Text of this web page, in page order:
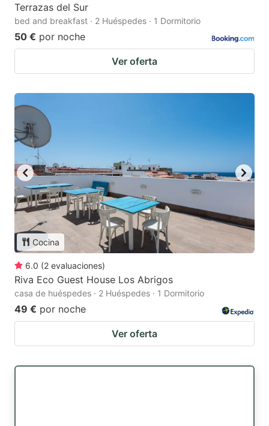
Terrazas del Sur
bed and breakfast · 2 Huéspedes · 1 Dormitorio
50 € por noche
Ver oferta
Cocina
6.0 (2 evaluaciones)
Riva Eco Guest House Los Abrigos
casa de huéspedes · 2 Huéspedes · 1 Dormitorio
49 € por noche
Ver oferta